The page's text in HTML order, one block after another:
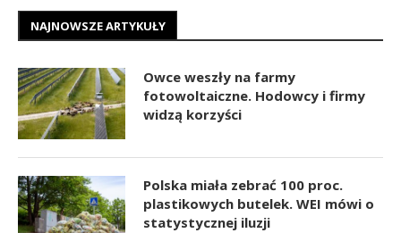
NAJNOWSZE ARTYKUŁY
Owce weszły na farmy
fotowoltaiczne. Hodowcy i firmy
widzą korzyści
Polska miała zebrać 100 proc.
plastikowych butelek. WEI mówi o
statystycznej iluzji